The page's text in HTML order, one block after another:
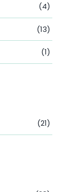
(4)
(13)
(1)
(21)